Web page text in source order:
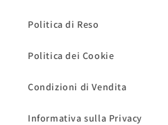
Politica di Reso
Politica dei Cookie
Condizioni di Vendita
Informativa sulla Privacy